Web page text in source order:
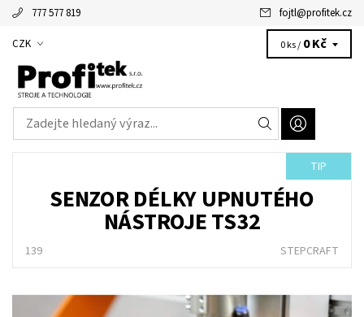
777 577 819 fojtl@profitek.cz
CZK 0 ks / 0 Kč
TIP
SENZOR DÉLKY UPNUTÉHO
NÁSTROJE TS32
139 STEPCRAFT
Alžbětka - vaše virtuální asistentka